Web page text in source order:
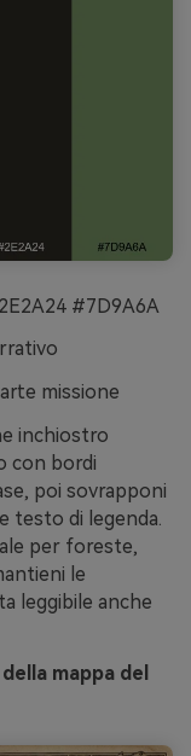
#7D9A6A
missione
inchiostro
con bordi
poi sovrapponi
testo di legenda.
per foreste,
le
leggibile anche
mappa del